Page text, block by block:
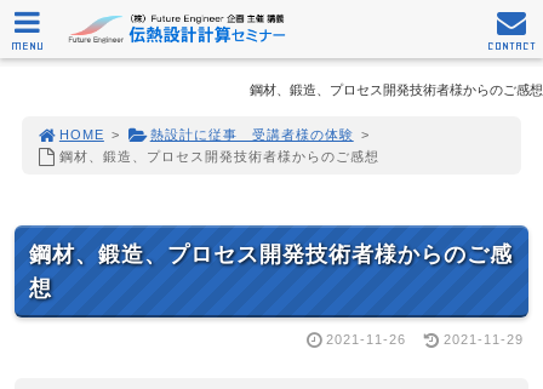
鋼材、鍛造、プロセス開発技術者様からのご感想
HOME > 熱設計に従事 受講者様の体験 >
鋼材、鍛造、プロセス開発技術者様からのご感想
鋼材、鍛造、プロセス開発技術者様からのご感
想
2021-11-26 2021-11-29
MENU CONTACT